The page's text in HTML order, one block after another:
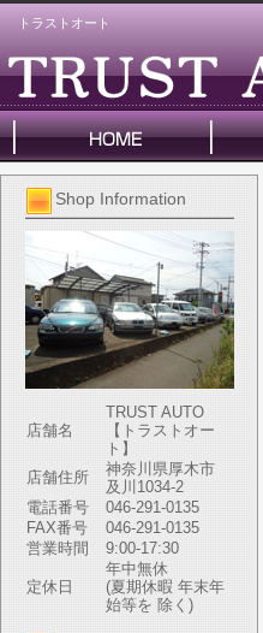
トラストオート
Shop Information
店舗名
TRUST AUTO
【トラストオー
ト】
店舗住所
神奈川県厚木市
及川1034-2
電話番号
046-291-0135
FAX番号
046-291-0135
営業時間
9:00-17:30
定休日
年中無休
(夏期休暇 年末年
始等を 除く)